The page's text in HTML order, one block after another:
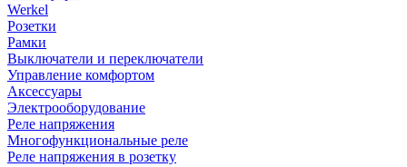
Werkel
Розетки
Рамки
Выключатели и переключатели
Управление комфортом
Аксессуары
Электрооборудование
Реле напряжения
Многофункциональные реле
Реле напряжения в розетку